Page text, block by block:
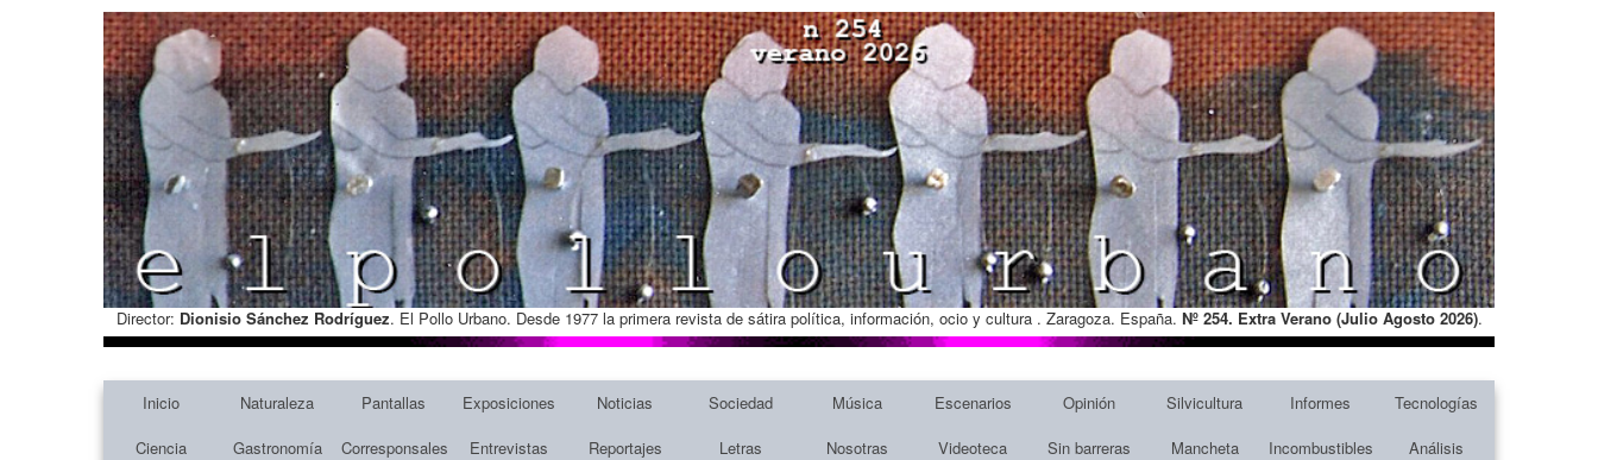
Director: Dionisio Sánchez Rodríguez. El Pollo Urbano. Desde 1977 la primera revista de sátira política, información, ocio y cultura . Zaragoza. España. Nº 254. Extra Verano (Julio Agosto 2026).
Inicio Naturaleza Pantallas Exposiciones Noticias Sociedad Música Escenarios Opinión Silvicultura Informes
Tecnologías
Ciencia
Gastronomía Corresponsales Entrevistas Reportajes Letras Nosotras Videoteca Sin barreras Mancheta Incombustibles Análisis